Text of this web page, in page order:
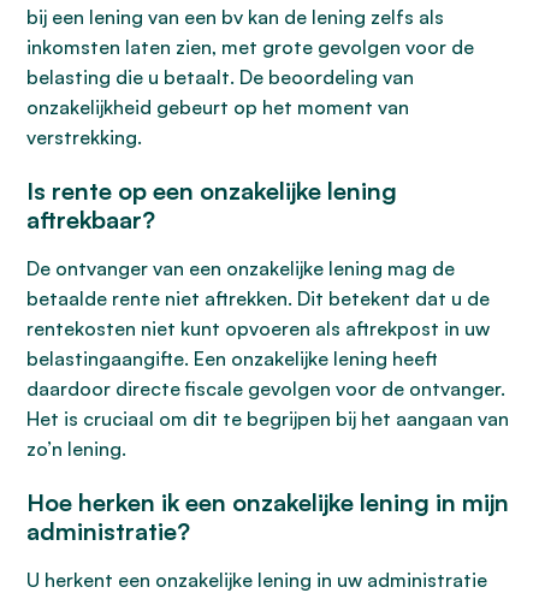
bij een lening van een bv kan de lening zelfs als
inkomsten laten zien, met grote gevolgen voor de
belasting die u betaalt. De beoordeling van
onzakelijkheid gebeurt op het moment van
verstrekking.
Is rente op een onzakelijke lening
aftrekbaar?
De ontvanger van een onzakelijke lening mag de
betaalde rente niet aftrekken. Dit betekent dat u de
rentekosten niet kunt opvoeren als aftrekpost in uw
belastingaangifte. Een onzakelijke lening heeft
daardoor directe fiscale gevolgen voor de ontvanger.
Het is cruciaal om dit te begrijpen bij het aangaan van
zo’n lening.
Hoe herken ik een onzakelijke lening in mijn
administratie?
U herkent een onzakelijke lening in uw administratie